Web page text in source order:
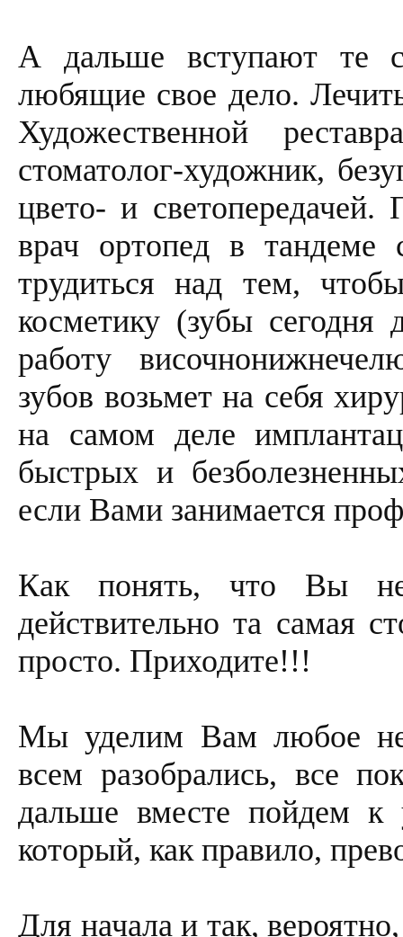
А дальше вступают те
любящие свое дело.
Художественной
стоматолог-художник,
цвето- и светопередачей.
врач ортопед в
трудиться над тем,
косметику (зубы
работу
зубов возьмет на себя
на самом деле
быстрых и
если Вами занимается
Как понять, что Вы
действительно та самая
просто. Приходите!!!
Мы уделим Вам любое
всем разобрались, все
дальше вместе пойдем к
который, как правило,
Для начала и так,